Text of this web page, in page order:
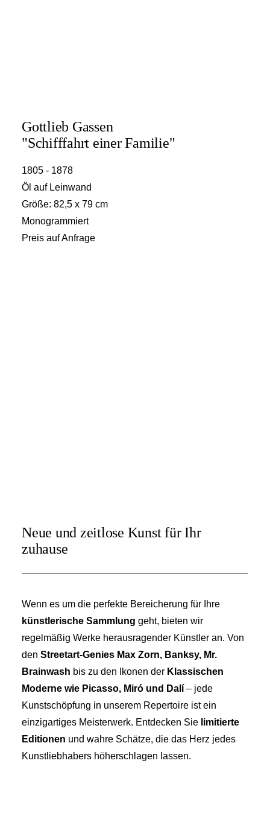
Gottlieb Gassen
"Schifffahrt einer Familie"
1805 - 1878
Öl auf Leinwand
Größe: 82,5 x 79 cm
Monogrammiert
Preis auf Anfrage
Neue und zeitlose Kunst für Ihr
zuhause
Wenn es um die perfekte Bereicherung für Ihre
künstlerische Sammlung geht, bieten wir
regelmäßig Werke herausragender Künstler an. Von
den Streetart-Genies Max Zorn, Banksy, Mr.
Brainwash bis zu den Ikonen der Klassischen
Moderne wie Picasso, Miró und Dalí – jede
Kunstschöpfung in unserem Repertoire ist ein
einzigartiges Meisterwerk. Entdecken Sie limitierte
Editionen und wahre Schätze, die das Herz jedes
Kunstliebhabers höherschlagen lassen.